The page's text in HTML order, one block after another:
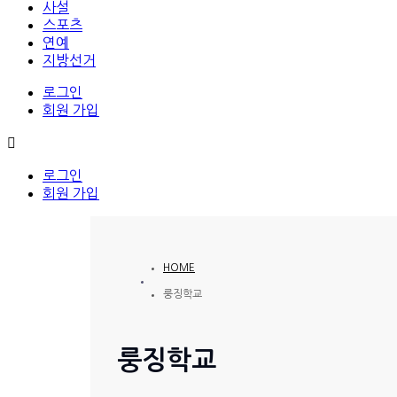
사설
스포츠
연예
지방선거
로그인
회원 가입
로그인
회원 가입
HOME
룽징학교
룽징학교